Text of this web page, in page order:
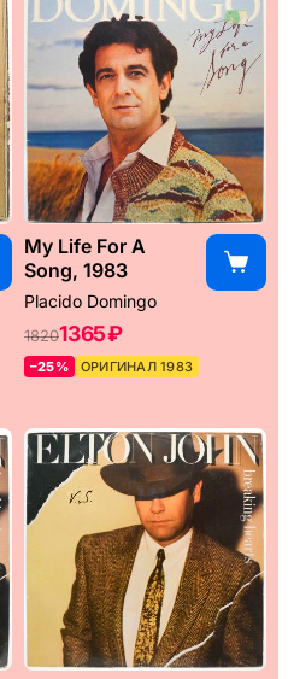
My Life For A
Song, 1983
Placido Domingo
18201365 ₽
–25% ОРИГИНАЛ 1983